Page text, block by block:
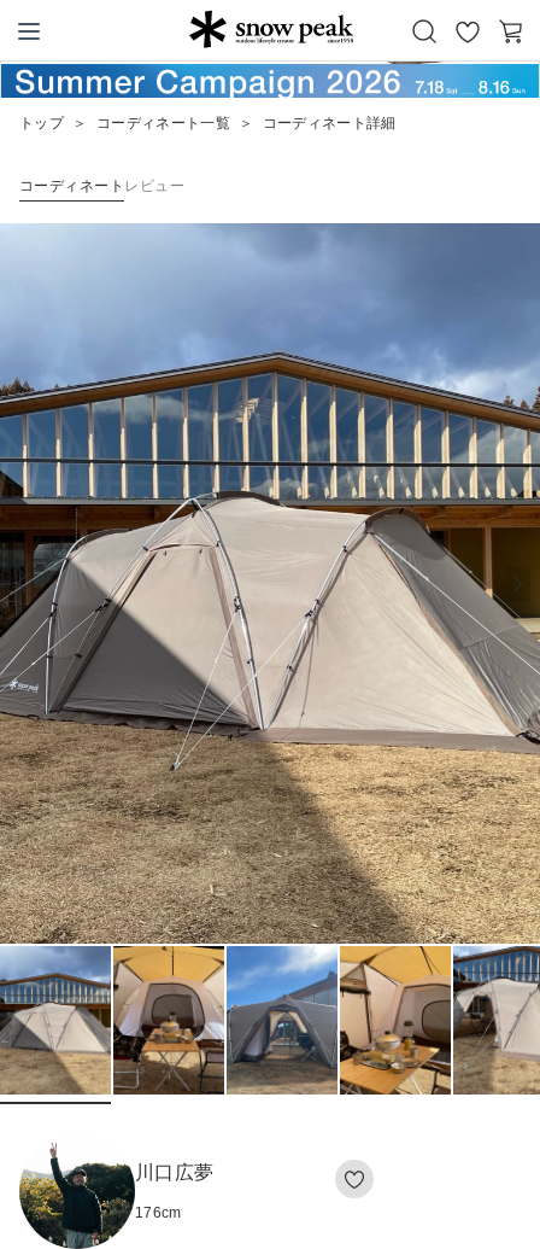
Snow Peak
お
気
カ
ー
トップ ＞ コーディネート一覧 ＞ コーディネート詳細
コーディネート レビュー
川口広夢
176cm